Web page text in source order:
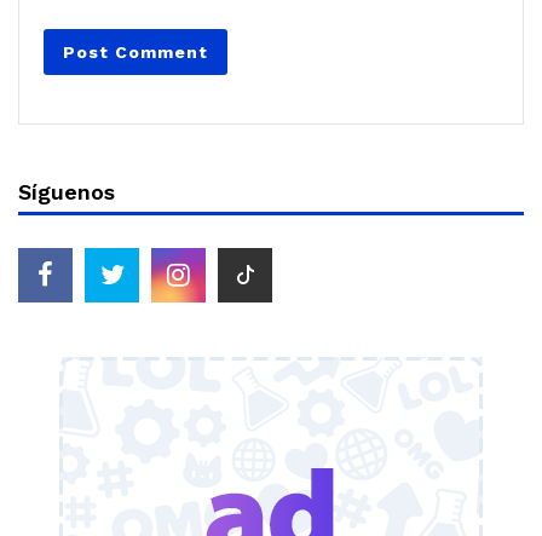
Síguenos